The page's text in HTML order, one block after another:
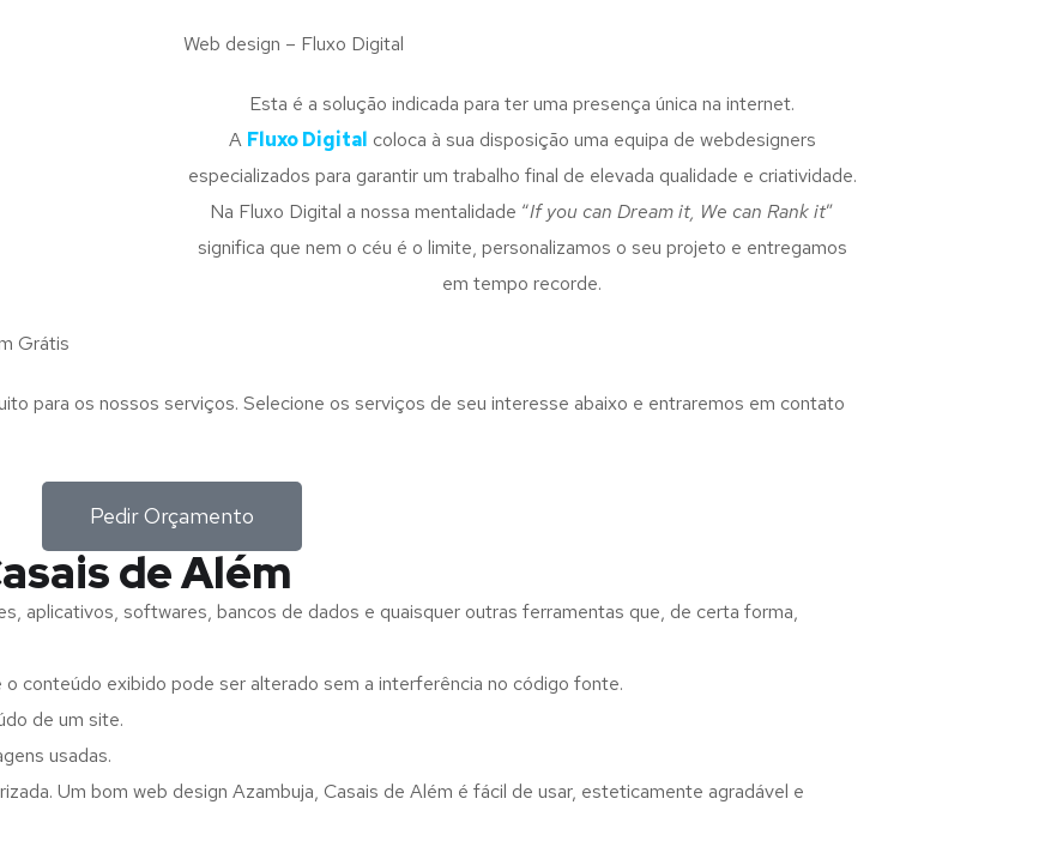
Web design – Fluxo Digital
Esta é a solução indicada para ter uma presença única na internet.
A Fluxo Digital coloca à sua disposição uma equipa de webdesigners
especializados para garantir um trabalho final de elevada qualidade e criatividade.
Na Fluxo Digital a nossa mentalidade “If you can Dream it, We can Rank it”
significa que nem o céu é o limite, personalizamos o seu projeto e entregamos
em tempo recorde.
Grátis
para os nossos serviços. Selecione os serviços de seu interesse abaixo e entraremos em contato
Pedir Orçamento
de Além
aplicativos, softwares, bancos de dados e quaisquer outras ferramentas que, de certa forma,
conteúdo exibido pode ser alterado sem a interferência no código fonte.
de um site.
usadas.
Um bom web design Azambuja, Casais de Além é fácil de usar, esteticamente agradável e